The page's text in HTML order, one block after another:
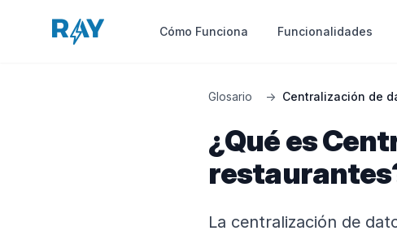
Cómo Funciona Funcionalidades
Glosario → Centralización de
¿Qué es
La centralización de